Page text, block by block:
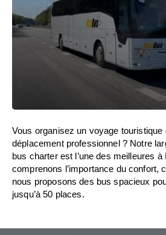
Vous organisez un voyage touristique
déplacement professionnel ? Notre
bus charter est l’une des meilleures à
comprenons l’importance du confort,
nous proposons des bus spacieux
jusqu’à 50 places.